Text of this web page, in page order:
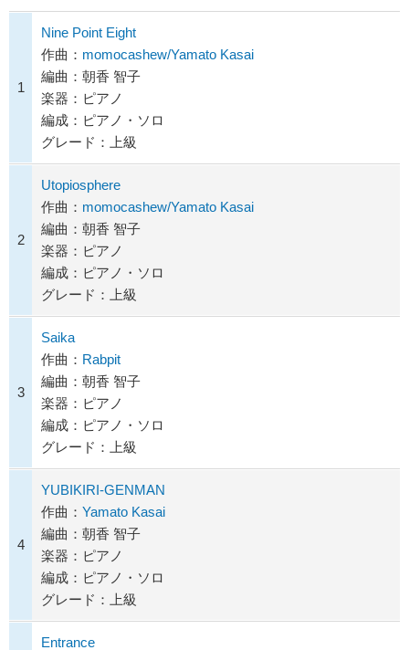
1
Nine Point Eight
作曲： momocashew/Yamato Kasai
編曲：朝香 智子
楽器：ピアノ
編成：ピアノ・ソロ
グレード：上級
2
Utopiosphere
作曲： momocashew/Yamato Kasai
編曲：朝香 智子
楽器：ピアノ
編成：ピアノ・ソロ
グレード：上級
3
Saika
作曲： Rabpit
編曲：朝香 智子
楽器：ピアノ
編成：ピアノ・ソロ
グレード：上級
4
YUBIKIRI-GENMAN
作曲： Yamato Kasai
編曲：朝香 智子
楽器：ピアノ
編成：ピアノ・ソロ
グレード：上級
Entrance